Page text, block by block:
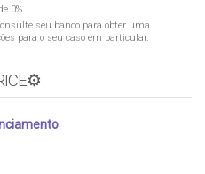
0%.
seu banco para obter uma
para o seu caso em particular.